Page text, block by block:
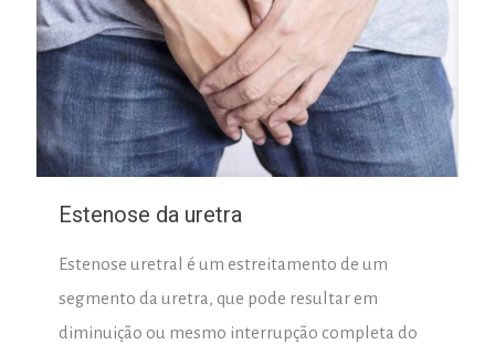
Estenose da uretra
Estenose uretral é um estreitamento de um
segmento da uretra, que pode resultar em
diminuição ou mesmo interrupção completa do